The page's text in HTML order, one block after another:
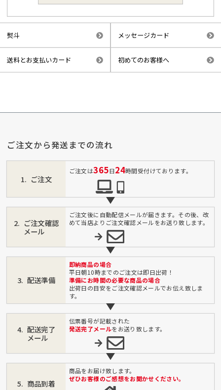
熨斗 メッセージカード
送料とお支払いカード 初めてのお客様へ
ご注文から発送までの流れ
ご注文
ご注文は365日24時間受付けております。
ご注文確認
メール
ご注文後に自動配信メールが届きます。その後、改
めて当店よりご注文確認メールをお送り致します。
配送準備
即納商品の場合
平日朝10時までのご注文は即日出荷！
準備にお時間の必要な商品の場合
出荷日の目安をご注文確認メールでお伝え致しま
す。
配送完了
メール
伝票番号が記載された
発送完了メールをお送り致します。
商品到着
商品をお届け致します。
ぜひお客様のご感想をお聞かせください。